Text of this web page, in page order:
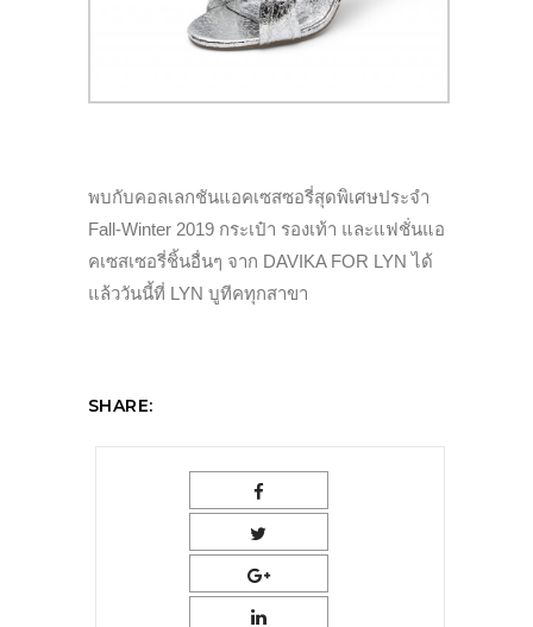
พบกับคอลเลกชันแอคเซสซอรี่สุดพิเศษประจำ
Fall-Winter 2019 กระเป๋า รองเท้า และแฟชั่นแอ
คเซสเซอรี่ชิ้นอื่นๆ จาก DAVIKA FOR LYN ได้
แล้ววันนี้ที่ LYN บูทีคทุกสาขา
SHARE: